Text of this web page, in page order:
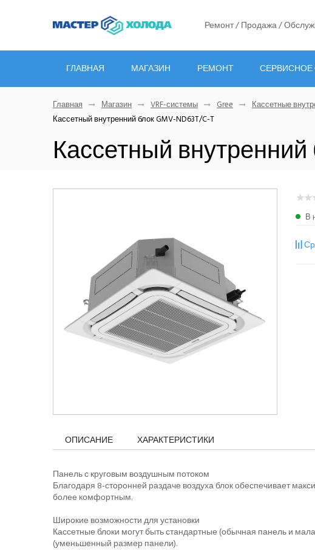
Ремонт / Продажа /
ГЛАВНАЯ МАГАЗИН РЕМОНТ
Главная Магазин VRF-системы Gree Кассетные
Кассетный внутренний блок GMV-ND63T/C-T
Кассетный
В
ОПИСАНИЕ ХАРАКТЕРИСТИКИ
Панель с круговым воздушным потоком
Благодаря 8-сторонней раздаче воздуха блок обеспечивает
более комфортным.
Широкие возможности для установки
Кассетные блоки могут быть стандартные (обычная панель и
(уменьшенный размер панели).